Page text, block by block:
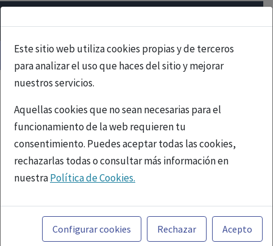
Este sitio web utiliza cookies propias y de terceros
para analizar el uso que haces del sitio y mejorar
nuestros servicios.
Aquellas cookies que no sean necesarias para el
funcionamiento de la web requieren tu
consentimiento. Puedes aceptar todas las cookies,
rechazarlas todas o consultar más información en
nuestraPolítica de Cookies.
Toda la información incluida en la Página Web está
referida a productos del mercado español y, por
tanto, dirigida a profesionales sanitarios legalmente
Configurar cookies Rechazar Acepto